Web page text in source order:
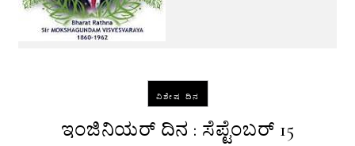
ವಿಶೇಷ ದಿನ
ಇಂಜಿನಿಯರ್ ದಿನ : ಸೆಪ್ಟೆಂಬರ್ 15